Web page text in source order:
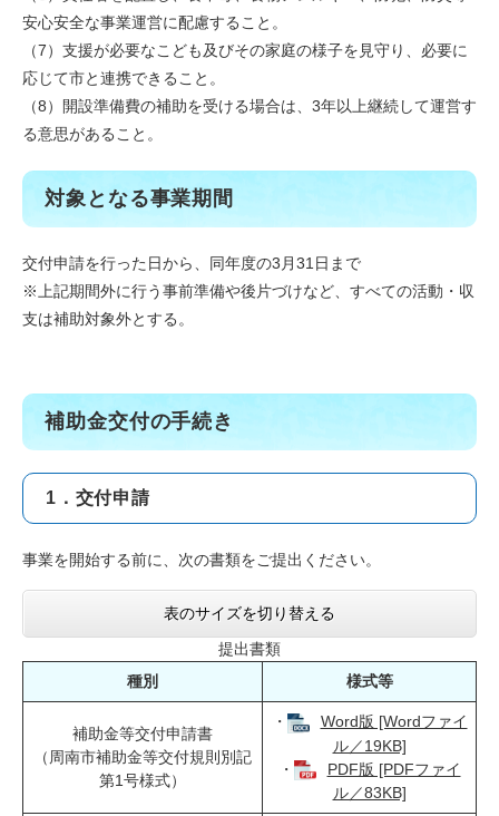
安心安全な事業運営に配慮すること。
（7）支援が必要なこども及びその家庭の様子を見守り、必要に
応じて市と連携できること。
（8）開設準備費の補助を受ける場合は、3年以上継続して運営す
る意思があること。
対象となる事業期間
交付申請を行った日から、同年度の3月31日まで
※上記期間外に行う事前準備や後片づけなど、すべての活動・収
支は補助対象外とする。
補助金交付の手続き
1．交付申請
事業を開始する前に、次の書類をご提出ください。
表のサイズを切り替える
提出書類
種別
様式等
補助金等交付申請書
（周南市補助金等交付規則別記
第1号様式）
・
Word版 [Wordファイ
ル／19KB]
・
PDF版 [PDFファイ
ル／83KB]